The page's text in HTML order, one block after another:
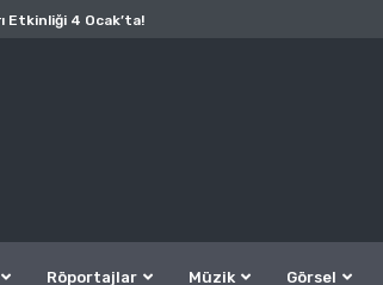
Etkinliği 4 Ocak’ta!
Röportajlar Müzik Görsel